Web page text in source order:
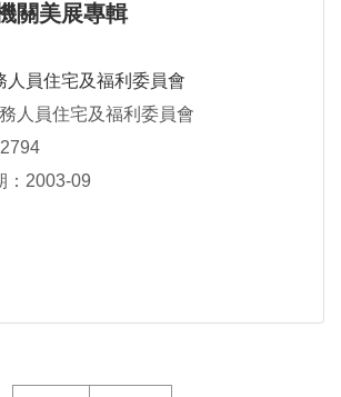
關美展專輯
人員住宅及福利委員會
人員住宅及福利委員會
：2003-09